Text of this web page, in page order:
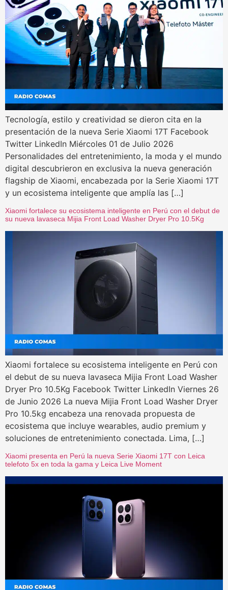
Tecnología, estilo y creatividad se dieron cita en la
presentación de la nueva Serie Xiaomi 17T Facebook
Twitter LinkedIn Miércoles 01 de Julio 2026
Personalidades del entretenimiento, la moda y el mundo
digital descubrieron en exclusiva la nueva generación
flagship de Xiaomi, encabezada por la Serie Xiaomi 17T
y un ecosistema inteligente que amplía las […]
Xiaomi fortalece su ecosistema inteligente en Perú con el debut de
su nueva lavaseca Mijia Front Load Washer Dryer Pro 10.5Kg
Xiaomi fortalece su ecosistema inteligente en Perú con
el debut de su nueva lavaseca Mijia Front Load Washer
Dryer Pro 10.5Kg Facebook Twitter LinkedIn Viernes 26
de Junio 2026 La nueva Mijia Front Load Washer Dryer
Pro 10.5kg encabeza una renovada propuesta de
ecosistema que incluye wearables, audio premium y
soluciones de entretenimiento conectada. Lima, […]
Xiaomi presenta en Perú la nueva Serie Xiaomi 17T con Leica
telefoto 5x en toda la gama y Leica Live Moment